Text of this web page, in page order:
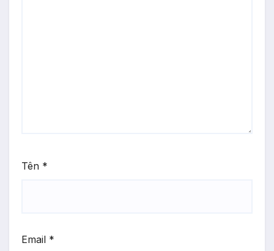
Tên *
Email *